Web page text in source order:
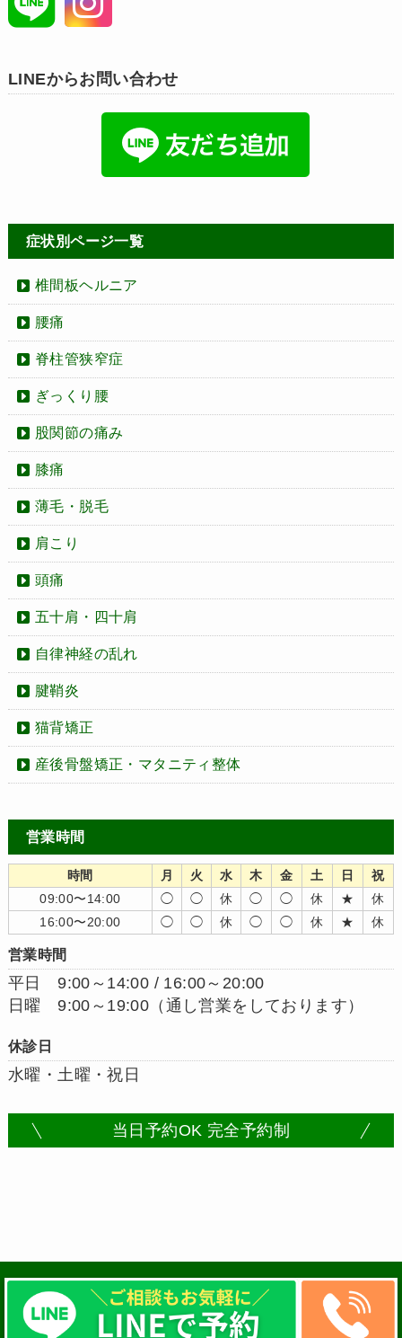
LINEからお問い合わせ
症状別ページ一覧
椎間板ヘルニア
腰痛
脊柱管狭窄症
ぎっくり腰
股関節の痛み
膝痛
薄毛・脱毛
肩こり
頭痛
五十肩・四十肩
自律神経の乱れ
腱鞘炎
猫背矯正
産後骨盤矯正・マタニティ整体
営業時間
時間 月 火 水 木 金 土 日
祝
09:00〜14:00
◯ ◯ 休 ◯ ◯ 休 ★
休
16:00〜20:00
◯ ◯ 休 ◯ ◯ 休 ★ 休
営業時間
平日 9:00～14:00 / 16:00～20:00
日曜 9:00～19:00（通し営業をしております）
休診日
水曜・土曜・祝日
当日予約OK 完全予約制